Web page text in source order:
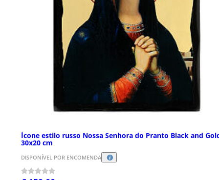
Ícone estilo russo Nossa Senhora do Pranto Black and
30x20 cm
DISPONÍVEL POR ENCOMENDA